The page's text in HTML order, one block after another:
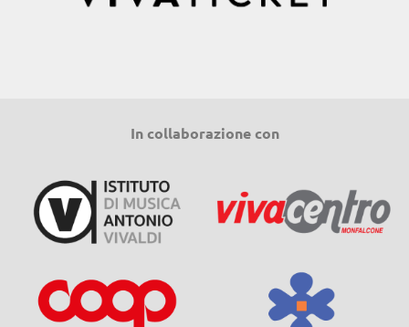
In collaborazione con